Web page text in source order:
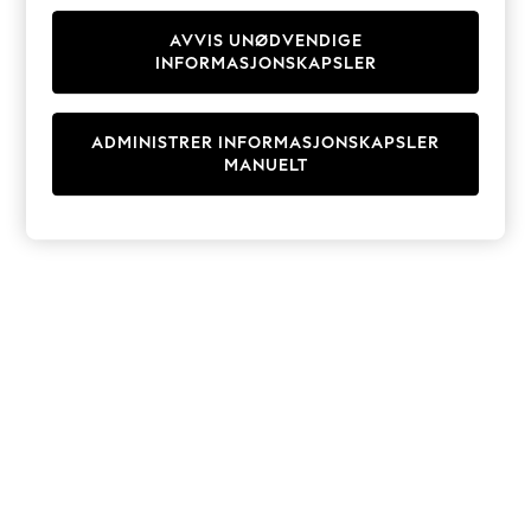
Knitwear
Cardigans
Dresses
Sets & Outfits
T-Shirts
ADMINISTRER INFORMASJONSKAPSLER
MANUELT
AVVIS UNØDVENDIGE
INFORMASJONSKAPSLER